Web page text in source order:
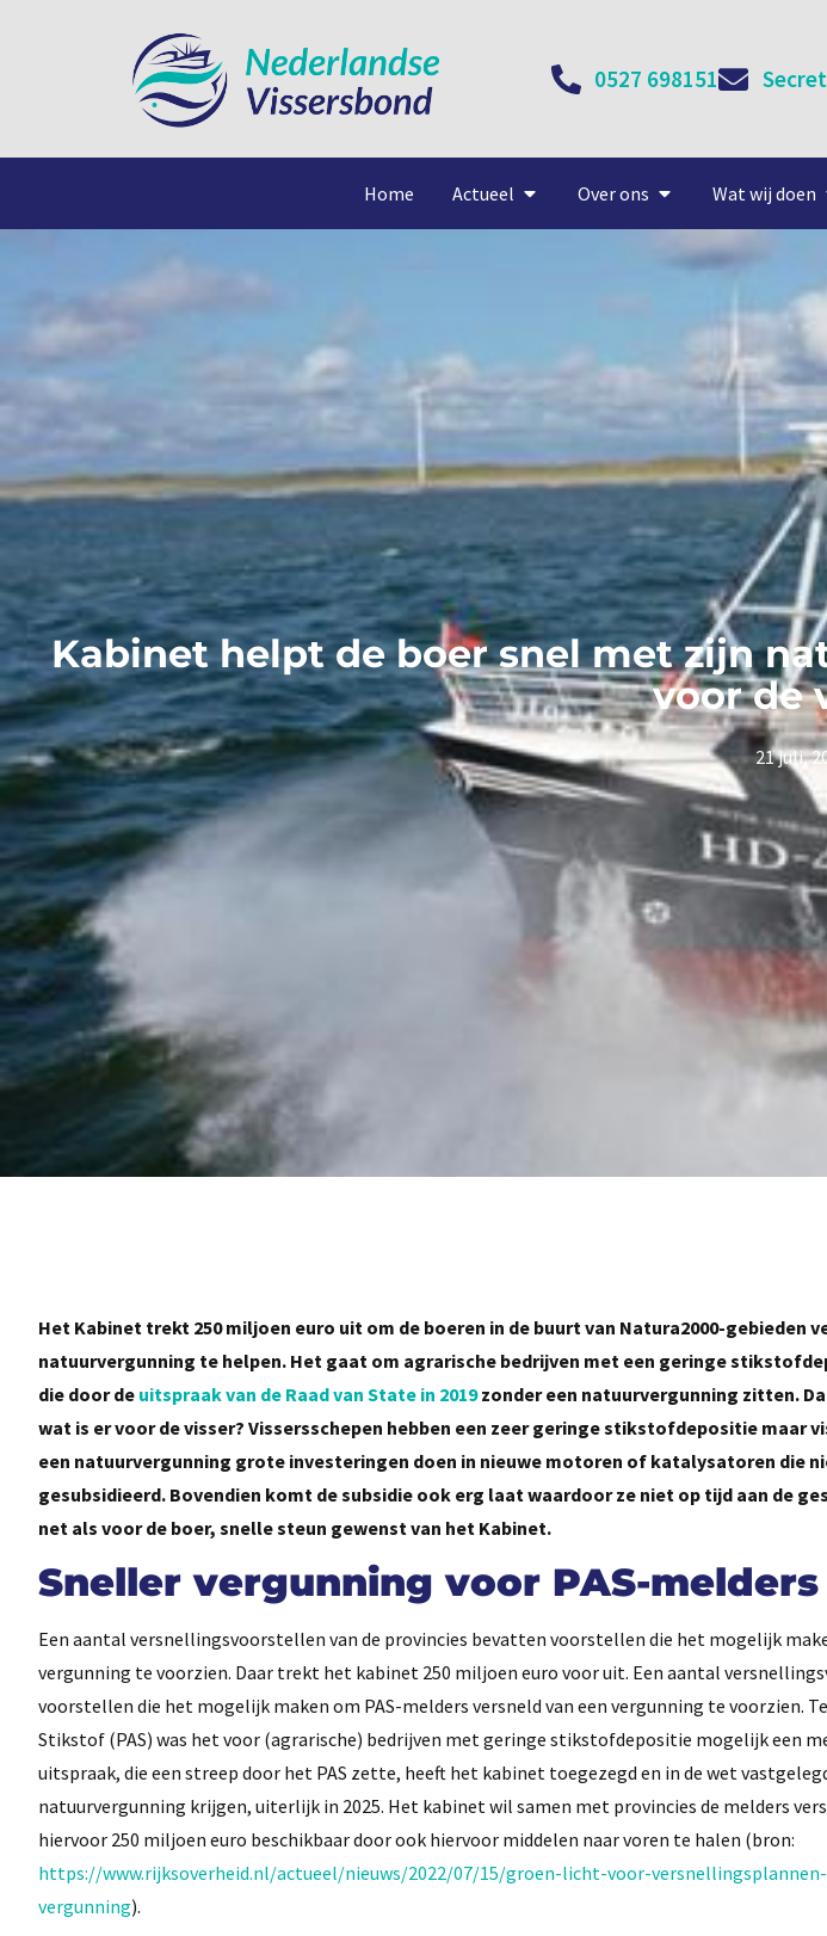
0527 698151
Home Actueel Over ons Wat wij doen
Kabinet helpt de boer snel met zijn
voor de
21 juli,
Het Kabinet trekt 250 miljoen euro uit om de boeren in de buurt van Natura2000-gebieden
natuurvergunning te helpen. Het gaat om agrarische bedrijven met een geringe
die door de uitspraak van de Raad van State in 2019zonder een natuurvergunning zitten.
wat is er voor de visser? Vissersschepen hebben een zeer geringe stikstofdepositie maar
een natuurvergunning grote investeringen doen in nieuwe motoren of katalysatoren die
gesubsidieerd. Bovendien komt de subsidie ook erg laat waardoor ze niet op tijd aan de
net als voor de boer, snelle steun gewenst van het Kabinet.
Sneller vergunning voor PAS-melders
Een aantal versnellingsvoorstellen van de provincies bevatten voorstellen die het mogelijk
vergunning te voorzien. Daar trekt het kabinet 250 miljoen euro voor uit. Een aantal
voorstellen die het mogelijk maken om PAS-melders versneld van een vergunning te voorzien.
Stikstof (PAS) was het voor (agrarische) bedrijven met geringe stikstofdepositie mogelijk een
uitspraak, die een streep door het PAS zette, heeft het kabinet toegezegd en in de wet
natuurvergunning krijgen, uiterlijk in 2025. Het kabinet wil samen met provincies de melders
hiervoor 250 miljoen euro beschikbaar door ook hiervoor middelen naar voren te halen (bron:
https://www.rijksoverheid.nl/actueel/nieuws/2022/07/15/groen-licht-voor-
vergunning).